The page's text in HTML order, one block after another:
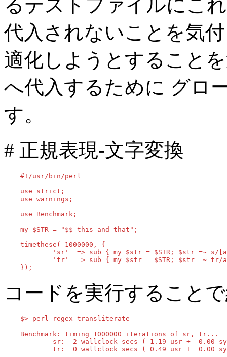
るテストファイルにこ
代入されないことを気
適化しようとすること
へ代入するために グロ
す。
# 正規表現-文字変換
    #!/usr/bin/perl
    use strict;
    use warnings;
    use Benchmark;
    my $STR = "$$-this and that";
    timethese( 1000000, {
'sr'  => sub { my $str = $STR; $str =~ s/
'tr'  => sub { my $str = $STR; $str =~ tr/
    });
コードを実行すること
    $> perl regex-transliterate
    Benchmark: timing 1000000 iterations of sr, tr...
sr:  2 wallclock secs ( 1.19 usr +  0.00
tr:  0 wallclock secs ( 0.49 usr +  0.00